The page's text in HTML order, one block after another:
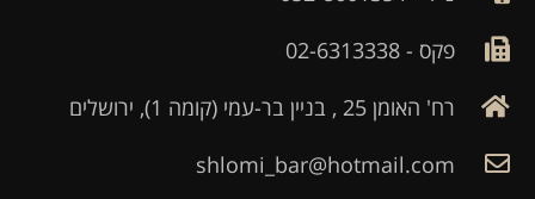
פקס - 02-6313338
רח' האומן 25 , בניין בר-עמי (קומה 1), ירושלים
shlomi_bar@hotmail.com